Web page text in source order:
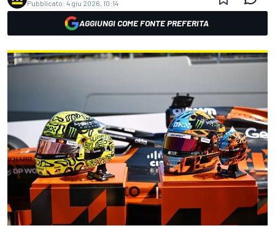
Pubblicato: 4 giu 2026, 10:14
AGGIUNGI COME FONTE PREFERITA